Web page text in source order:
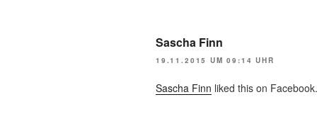
Sascha Finn
19.11.2015 UM 09:14 UHR
Sascha Finn liked this on Facebook.